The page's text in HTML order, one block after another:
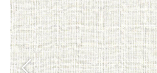
カーテン
床材
ブランド・コレクション
Lilycolor Coordinate 着せ替えシミュレーション
カタログ一覧 トップ
壁紙
カーテン
床材
施工事例
施工事例 トップ
医療・福祉施設
リリカラノート